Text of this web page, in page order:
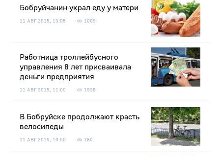
Бобруйчанин украл еду у матери
11 АВГ 2015, 13:05 1009
Работница троллейбусного
управления 8 лет присваивала
деньги предприятия
11 АВГ 2015, 11:00 1928
В Бобруйске продолжают красть
велосипеды
11 АВГ 2015, 10:50 780